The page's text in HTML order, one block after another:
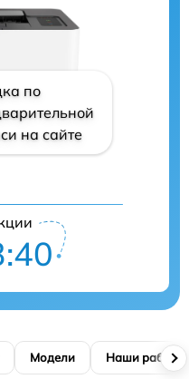
по
на сайте
Модели Наши работы